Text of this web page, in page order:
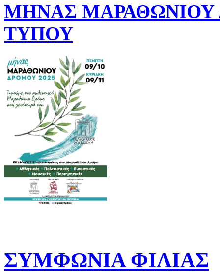
ΜΗΝΑΣ ΜΑΡΑΘΩΝΙΟΥ
ΤΥΠΟΥ
ΣΥΜΦΩΝΙΑ ΦΙΛΙΑΣ